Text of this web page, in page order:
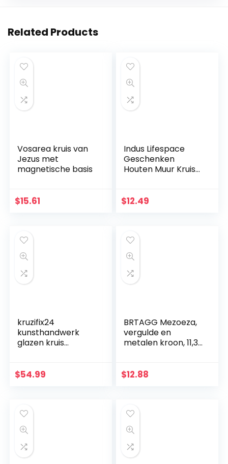
Related Products
Vosarea kruis van
Jezus met
magnetische basis
$15.61
Indus Lifespace
Geschenken
Houten Muur Kruis
met Hand
Woonkamer Decor
Lichtgewicht
$12.49
kruzifix24
kunsthandwerk
glazen kruis
aquamarijn goud
$54.99
BRTAGG Mezoeza,
vergulde en
metalen kroon, 11,3
$12.88